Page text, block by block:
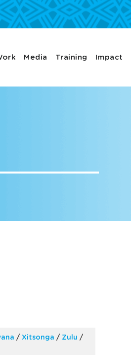
Media Training Impact
/ Xitsonga / Zulu /